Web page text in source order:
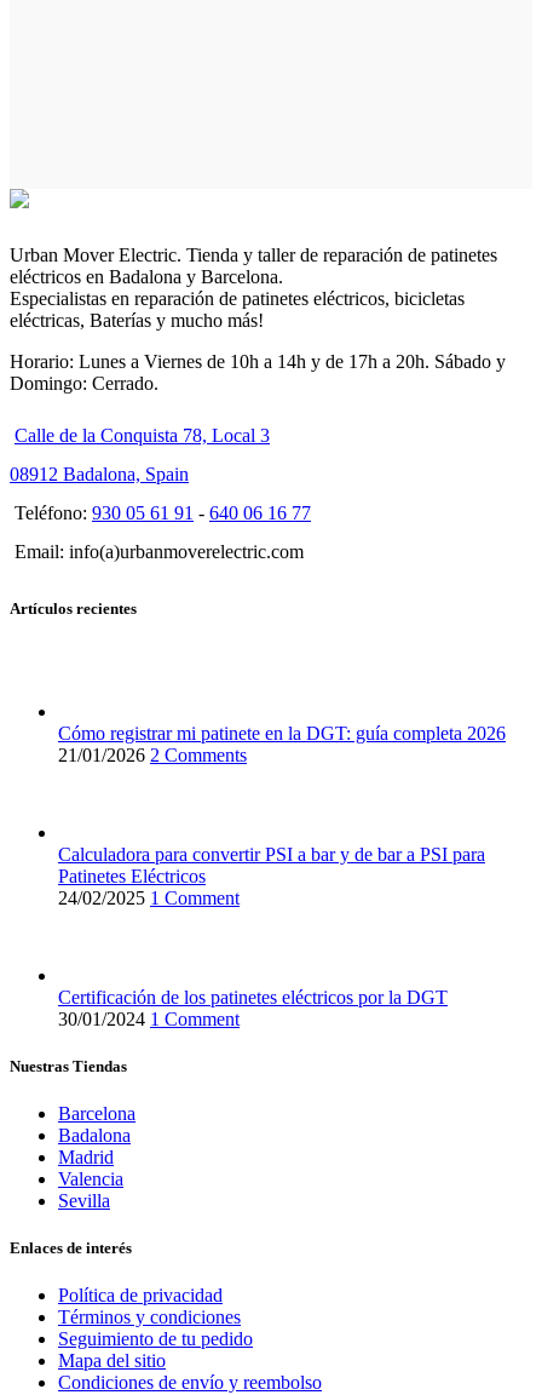
Urban Mover Electric. Tienda y taller de reparación de patinetes
eléctricos en Badalona y Barcelona.
Especialistas en reparación de patinetes eléctricos, bicicletas
eléctricas, Baterías y mucho más!
Horario: Lunes a Viernes de 10h a 14h y de 17h a 20h. Sábado y
Domingo: Cerrado.
Calle de la Conquista 78, Local 3
08912 Badalona, Spain
Teléfono: 930 05 61 91 - 640 06 16 77
Email: info(a)urbanmoverelectric.com
Artículos recientes
Cómo registrar mi patinete en la DGT: guía completa 2026
21/01/2026 2 Comments
Calculadora para convertir PSI a bar y de bar a PSI para
Patinetes Eléctricos
24/02/2025 1 Comment
Certificación de los patinetes eléctricos por la DGT
30/01/2024 1 Comment
Nuestras Tiendas
Barcelona
Badalona
Madrid
Valencia
Sevilla
Enlaces de interés
Política de privacidad
Términos y condiciones
Seguimiento de tu pedido
Mapa del sitio
Condiciones de envío y reembolso